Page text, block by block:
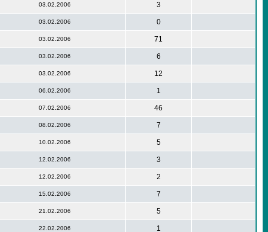
03.02.2006 3
03.02.2006 0
03.02.2006 71
03.02.2006 6
03.02.2006 12
06.02.2006 1
07.02.2006 46
08.02.2006 7
10.02.2006 5
12.02.2006 3
12.02.2006 2
15.02.2006 7
21.02.2006 5
22.02.2006 1